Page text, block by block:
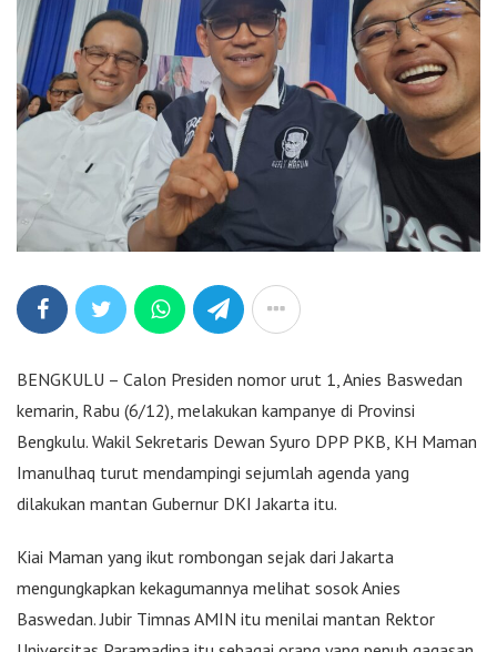
BENGKULU – Calon Presiden nomor urut 1, Anies Baswedan
kemarin, Rabu (6/12), melakukan kampanye di Provinsi
Bengkulu. Wakil Sekretaris Dewan Syuro DPP PKB, KH Maman
Imanulhaq turut mendampingi sejumlah agenda yang
dilakukan mantan Gubernur DKI Jakarta itu.
Kiai Maman yang ikut rombongan sejak dari Jakarta
mengungkapkan kekagumannya melihat sosok Anies
Baswedan. Jubir Timnas AMIN itu menilai mantan Rektor